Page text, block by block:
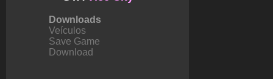
Downloads
Veículos
Save Game
Download